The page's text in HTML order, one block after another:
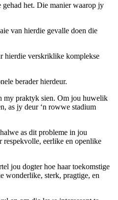
gehad het. Die manier waarop jy
van hierdie gevalle doen die
hierdie verskriklike komplekse
berader hierdeur.
my praktyk sien. Om jou huwelik
as jy deur ‘n rowwe stadium
as dit probleme in jou
respekvolle, eerlike en openlike
jou dogter hoe haar toekomstige
wonderlike, sterk, pragtige, en